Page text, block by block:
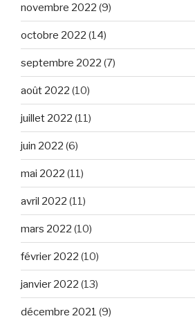
novembre 2022 (9)
octobre 2022 (14)
septembre 2022 (7)
août 2022 (10)
juillet 2022 (11)
juin 2022 (6)
mai 2022 (11)
avril 2022 (11)
mars 2022 (10)
février 2022 (10)
janvier 2022 (13)
décembre 2021 (9)